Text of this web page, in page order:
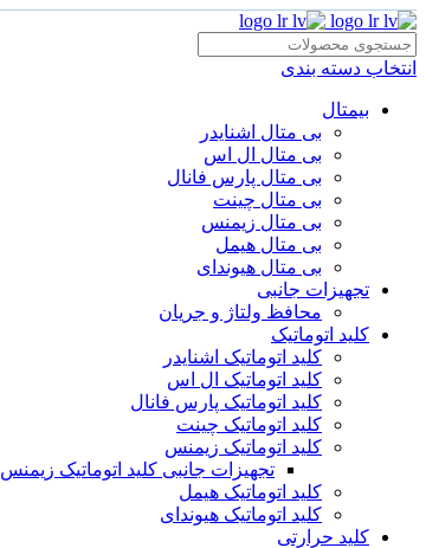
انتخاب دسته بندی
بیمتال
بی متال اشنایدر
بی متال ال اس
بی متال پارس فانال
بی متال چینت
بی متال زیمنس
بی متال هیمل
بی متال هیوندای
تجهیزات جانبی
محافظ ولتاژ و‌ جریان
کلید اتوماتیک
کلید اتوماتیک اشنایدر
کلید اتوماتیک ال اس
کلید اتوماتیک پارس فانال
کلید اتوماتیک چینت
کلید اتوماتیک زیمنس
تجهیزات جانبی کلید اتوماتیک زیمنس
کلید اتوماتیک هیمل
کلید اتوماتیک هیوندای
کلید حرارتی